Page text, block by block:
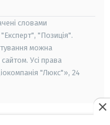
словами
"Позиція".
можна
Усі права
"Люкс"», 24